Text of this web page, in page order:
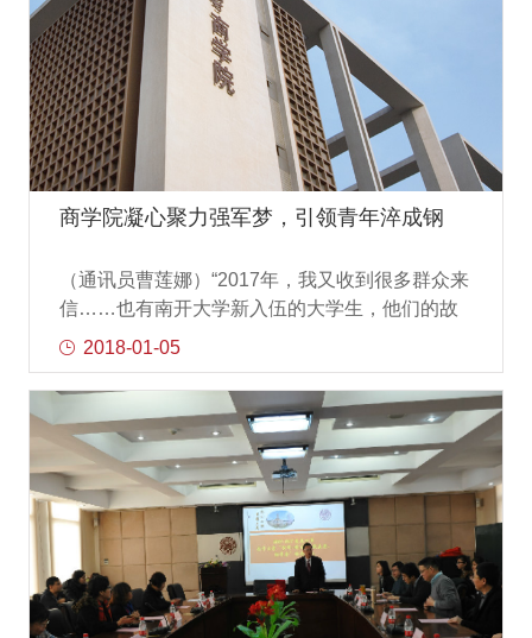
商学院凝心聚力强军梦，引领青年淬成钢
（通讯员曹莲娜）“2017年，我又收到很多群众来
信……也有南开大学新入伍的大学生，他们的故
事让我深受感动。”辞旧迎新之际，国家主席习近
不仅让南开师生更感责任重大，也使商学院师生
倍受鼓舞，因为其中两名入伍学生是来自商学院
的本科生胡一帆和董旭东，他们的报国之行成为
了学院青年学生学习的榜样。传承红色基因，担
当强军重任胡一帆的姥爷是抗美援朝的老兵，他
从小就有报国从军的梦想。在听到习近平主席在
新年贺词中又提到了8名南开大学新入伍新兵，这
让他既惊喜又自豪，他说：“要用自己的实际行动
更好报效国家，献身使命，做习近平主席的好战
2018-01-05